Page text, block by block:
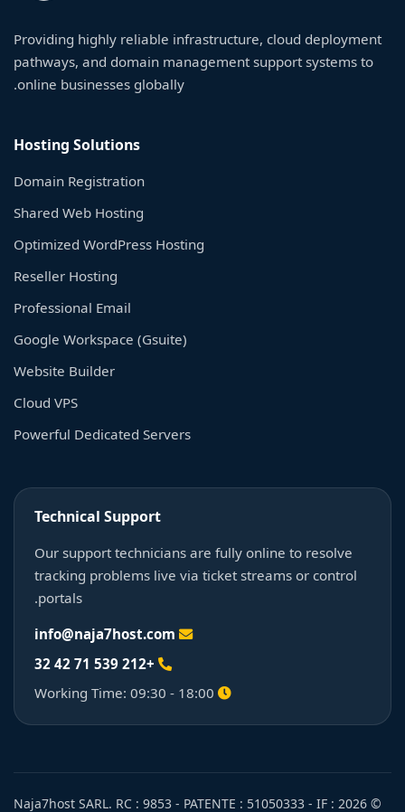
Providing highly reliable infrastructure, cloud deployment
pathways, and domain management support systems to
online businesses globally.
Hosting Solutions
Domain Registration
Shared Web Hosting
Optimized WordPress Hosting
Reseller Hosting
Professional Email
Google Workspace (Gsuite)
Website Builder
Cloud VPS
Powerful Dedicated Servers
Technical Support
Our support technicians are fully online to resolve
tracking problems live via ticket streams or control
portals.
info@naja7host.com
+212 539 71 42 32
© 2026 Naja7host SARL. RC : 9853 - PATENTE : 51050333 - IF :